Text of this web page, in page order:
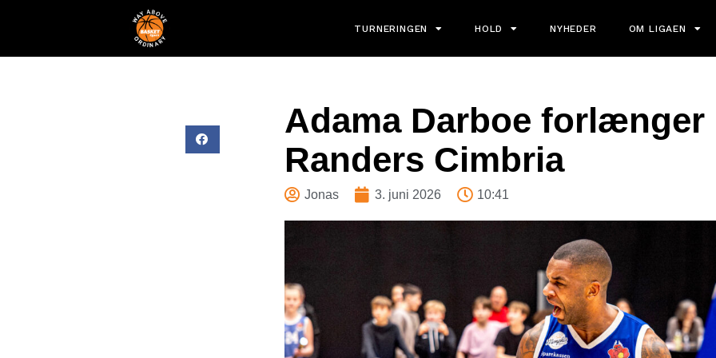
TURNERINGEN HOLD NYHEDER OM LIGAEN
Adama Darboe forlænger
Randers Cimbria
Jonas 3. juni 2026 10:41